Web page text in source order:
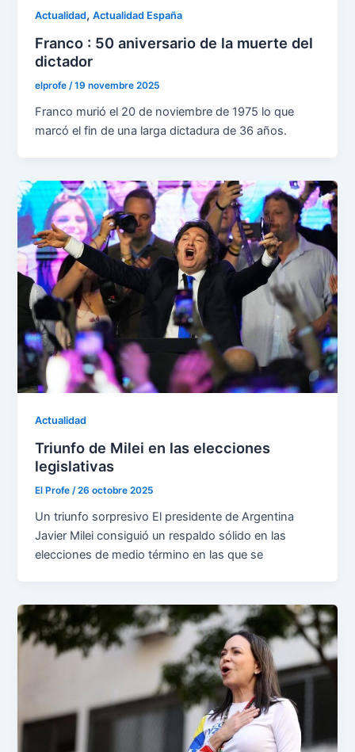
Actualidad,Actualidad España
Franco : 50 aniversario de la muerte del
dictador
elprofe/19 novembre 2025
Franco murió el 20 de noviembre de 1975 lo que
marcó el fin de una larga dictadura de 36 años.
Actualidad
Triunfo de Milei en las elecciones
legislativas
El Profe/26 octobre 2025
Un triunfo sorpresivo El presidente de Argentina
Javier Milei consiguió un respaldo sólido en las
elecciones de medio término en las que se